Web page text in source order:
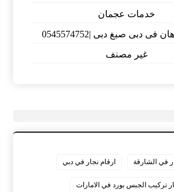
خدمات عجمان
دبى صبغ دبى |0545574752
غير مصنف
في الشارقة ارقام نجار في دبي
تركيب الجبس بورد في الامارات